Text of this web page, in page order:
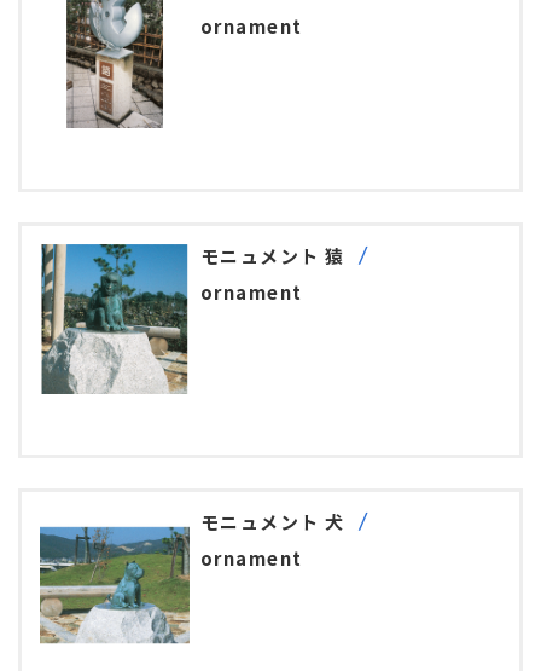
ornament
モニュメント 猿
ornament
モニュメント 犬
ornament